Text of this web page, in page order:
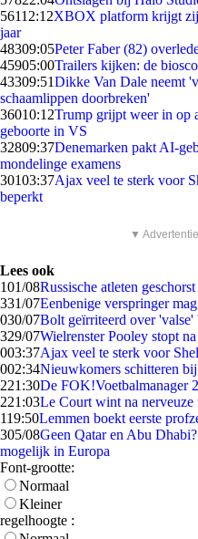
56112:12XBOX platform krijgt
jaar
48309:05Peter Faber (82)
45905:00Trailers kijken: de
43309:51Dikke Van Dale neemt
schaamlippen doorbreken'
36010:12Trump grijpt weer in op
geboorte in VS
32809:37Denemarken pakt AI-
mondelinge examens
30103:37Ajax veel te sterk voor
beperkt
▼
Lees ook
101/08Russische atleten
331/07Eenbenige verspringer
030/07Bolt geïrriteerd over 'valse'
329/07Wielrenster Pooley stopt
003:37Ajax veel te sterk voor
002:34Nieuwkomers schitteren
221:30De FOK!Voetbalmanager
221:03Le Court wint na nerveuze
119:50Lemmen boekt eerste
305/08Geen Qatar en Abu
mogelijk in Europa
Font-grootte:
Normaal
Kleiner
regelhoogte :